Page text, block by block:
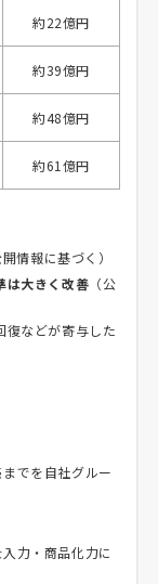
約22億円
約39億円
約48億円
約61億円
開情報に基づく）
は大きく改善 （公
復などが寄与した
でを自社グルー
力・商品化力に